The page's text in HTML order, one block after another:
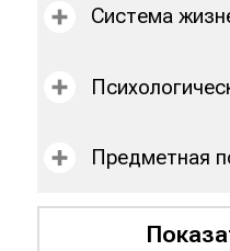
Система
Предметная